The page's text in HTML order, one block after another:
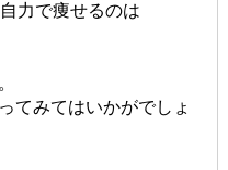
力で痩せるのは
てみてはいかがでしょ